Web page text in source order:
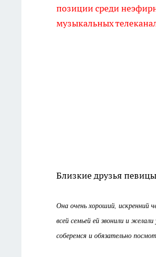
позиции среди
музыкальных
Близкие друзья
Она очень хороший, искренний
всей семьей ей звонили и
соберемся и обязательно